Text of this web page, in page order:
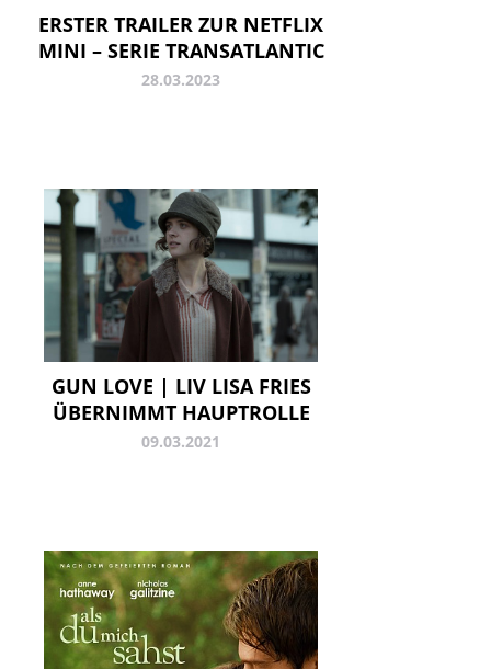
ERSTER TRAILER ZUR NETFLIX
MINI – SERIE TRANSATLANTIC
28.03.2023
GUN LOVE | LIV LISA FRIES
ÜBERNIMMT HAUPTROLLE
09.03.2021